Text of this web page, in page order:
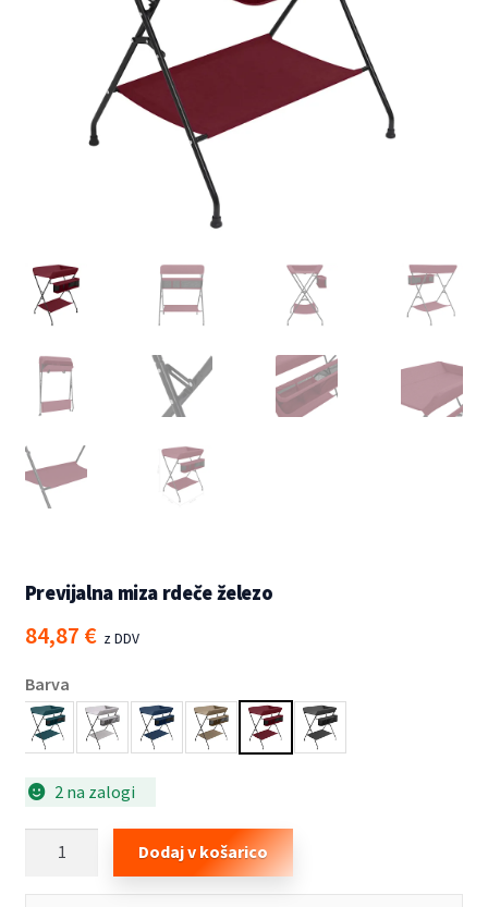
Previjalna miza rdeče železo
84,87 € z DDV
Barva
2 na zalogi
rdeče
Dodaj v košarico